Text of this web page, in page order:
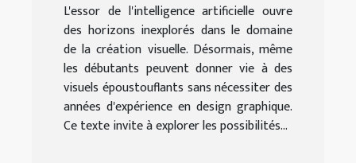
L'essor de l'intelligence artificielle ouvre
des horizons inexplorés dans le domaine
de la création visuelle. Désormais, même
les débutants peuvent donner vie à des
visuels époustouflants sans nécessiter des
années d'expérience en design graphique.
Ce texte invite à explorer les possibilités...